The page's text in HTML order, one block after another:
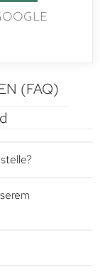
(FAQ)